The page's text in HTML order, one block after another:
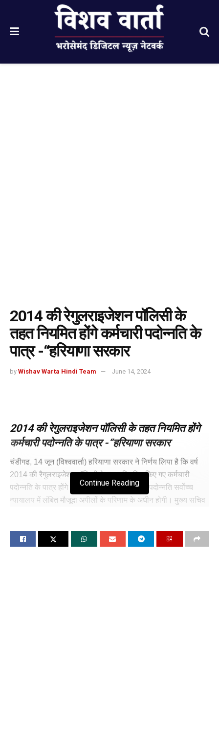
2014 की रेगुलराइजेशन पॉलिसी के
तहत नियमित होंगे कर्मचारी पदोन्नति के
पात्र -“हरियाणा सरकार
by Wishav Warta Hindi Team June 14, 2024
2014 की रेगुलराइजेशन पॉलिसी के तहत नियमित होंगे
कर्मचारी पदोन्नति के पात्र -“हरियाणा सरकार
चंडीगढ, 14 जून (विश्ववार्ता) हरियाणा सरकार ने निर्णय लिया है कि वर्ष
2014 की रैगुलराइजेशन पॉलिसी के तहत नियमित किए गए कर्मचारी
पदोन्नति के पात्र होंगे। हालांकि ऐसे कर्मचारियों की पदोन्नति सर्वोच्च
न्यायालय में लंबित मौजूदा अपीलों के परिणाम के अधीन होगी। मुख्य सचिव
हरियाणा राज्य और अन्य बनाम योगेश त्यागी और अन्य मामले में सर्वोच्च
Continue Reading